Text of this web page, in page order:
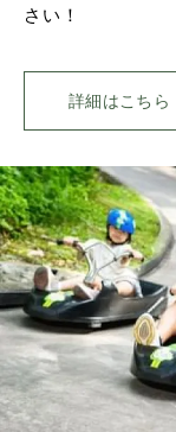
さい！
詳細はこちら